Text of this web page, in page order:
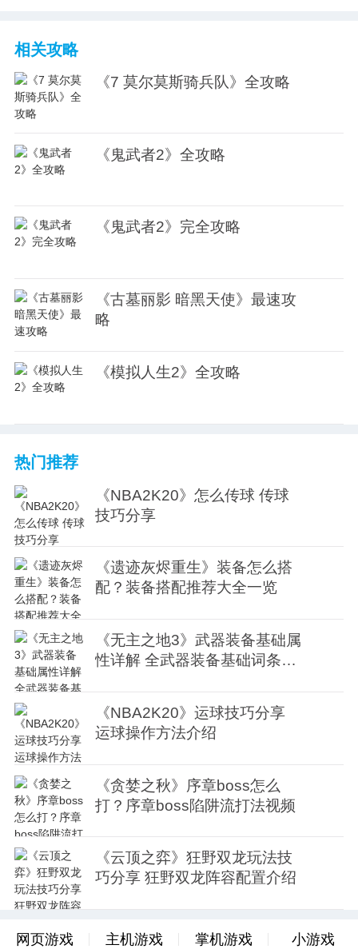
相关攻略
《7 莫尔莫斯骑兵队》全攻略
《鬼武者2》全攻略
《鬼武者2》完全攻略
《古墓丽影 暗黑天使》最速攻
略
《模拟人生2》全攻略
热门推荐
《NBA2K20》怎么传球 传球
技巧分享
《遗迹灰烬重生》装备怎么搭
配？装备搭配推荐大全一览
《无主之地3》武器装备基础属
性详解 全武器装备基础词条介
《NBA2K20》运球技巧分享
运球操作方法介绍
《贪婪之秋》序章boss怎么
打？序章boss陷阱流打法视频
《云顶之弈》狂野双龙玩法技
巧分享 狂野双龙阵容配置介绍
网页游戏 主机游戏 掌机游戏 小游戏